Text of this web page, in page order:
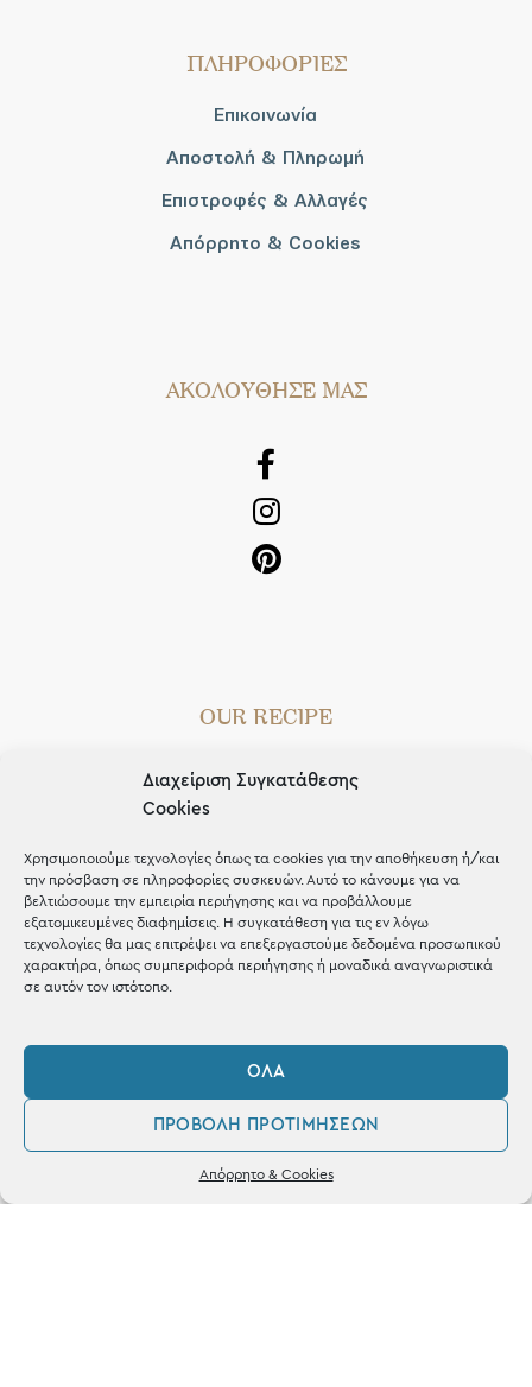
Διαχείριση Συγκατάθεσης
Cookies
Χρησιμοποιούμε τεχνολογίες όπως τα cookies για την αποθήκευση ή/και
την πρόσβαση σε πληροφορίες συσκευών. Αυτό το κάνουμε για να
βελτιώσουμε την εμπειρία περιήγησης και να προβάλλουμε
εξατομικευμένες διαφημίσεις. Η συγκατάθεση για τις εν λόγω
τεχνολογίες θα μας επιτρέψει να επεξεργαστούμε δεδομένα προσωπικού
χαρακτήρα, όπως συμπεριφορά περιήγησης ή μοναδικά αναγνωριστικά
σε αυτόν τον ιστότοπο.
ΌΛΑ
ΠΡΟΒΟΛΉ ΠΡΟΤΙΜΉΣΕΩΝ
Απόρρητο & Cookies
ΠΛΗΡΟΦΟΡΙΕΣ
Επικοινωνία
Αποστολή & Πληρωμή
Επιστροφές & Αλλαγές
Απόρρητο & Cookies
AΚΟΛΟΥΘΗΣΕ ΜΑΣ
OUR RECIPE
Gifts
Blog
Shop the look
ΚΑΤΑΣΤΗΜΑ
Σταθά 17, 38221 Βόλος
2421 217300
Δευ / Τετ / Σαβ: 09:00 - 15:00
0